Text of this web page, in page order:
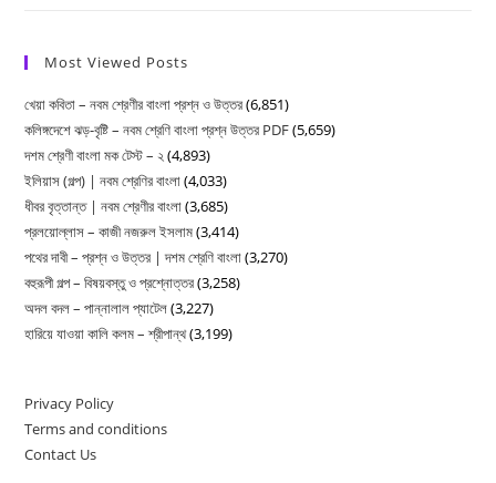
Most Viewed Posts
খেয়া কবিতা – নবম শ্রেণীর বাংলা প্রশ্ন ও উত্তর(6,851)
কলিঙ্গদেশে ঝড়-বৃষ্টি – নবম শ্রেণি বাংলা প্রশ্ন উত্তর PDF(5,659)
দশম শ্রেণী বাংলা মক টেস্ট – ২ (4,893)
ইলিয়াস (গল্প) | নবম শ্রেণির বাংলা(4,033)
ধীবর বৃত্তান্ত | নবম শ্রেণীর বাংলা(3,685)
প্রলয়োল্লাস – কাজী নজরুল ইসলাম(3,414)
পথের দাবী – প্রশ্ন ও উত্তর | দশম শ্রেণি বাংলা(3,270)
বহুরূপী গল্প – বিষয়বস্তু ও প্রশ্নোত্তর(3,258)
অদল বদল – পান্নালাল প্যাটেল(3,227)
হারিয়ে যাওয়া কালি কলম – শ্রীপান্থ(3,199)
Privacy Policy
Terms and conditions
Contact Us